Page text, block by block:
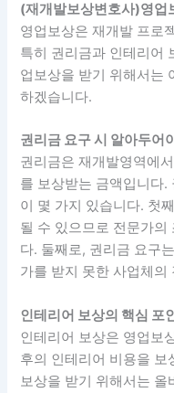
(재개발보상변호사)영업
영업보상은 재개발 프로
특히 권리금과 인테리어
업보상을 받기 위해서는
하겠습니다.
권리금 요구 시 알아두어
권리금은 재개발영역에
를 보상받는 금액입니다.
이 몇 가지 있습니다. 첫
될 수 있으므로 전문가의
다. 둘째로, 권리금 요구
가를 받지 못한 사업체의
인테리어 보상의 핵심 포
인테리어 보상은 영업보
후의 인테리어 비용을 보
보상을 받기 위해서는